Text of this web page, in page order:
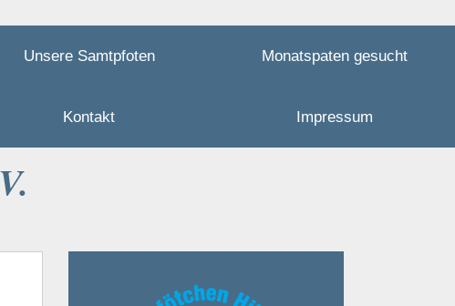
Unsere Samtpfoten Monatspaten gesucht
Kontakt Impressum